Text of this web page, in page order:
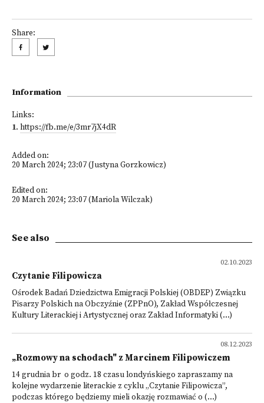
Share:
Information
Links:
1. https://fb.me/e/3mr7jX4dR
Added on:
20 March 2024; 23:07 (Justyna Gorzkowicz)
Edited on:
20 March 2024; 23:07 (Mariola Wilczak)
See also
02.10.2023
Czytanie Filipowicza
Ośrodek Badań Dziedzictwa Emigracji Polskiej (OBDEP) Związku
Pisarzy Polskich na Obczyźnie (ZPPnO), Zakład Współczesnej
Kultury Literackiej i Artystycznej oraz Zakład Informatyki (...)
08.12.2023
„Rozmowy na schodach" z Marcinem Filipowiczem
14 grudnia br o godz. 18 czasu londyńskiego zapraszamy na
kolejne wydarzenie literackie z cyklu „Czytanie Filipowicza”,
podczas którego będziemy mieli okazję rozmawiać o (...)